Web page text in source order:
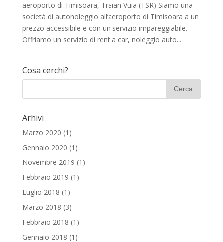
aeroporto di Timisoara, Traian Vuia (TSR) Siamo una
società di autonoleggio all’aeroporto di Timisoara a un
prezzo accessibile e con un servizio impareggiabile.
Offriamo un servizio di rent a car, noleggio auto...
Cosa cerchi?
Arhivi
Marzo 2020 (1)
Gennaio 2020 (1)
Novembre 2019 (1)
Febbraio 2019 (1)
Luglio 2018 (1)
Marzo 2018 (3)
Febbraio 2018 (1)
Gennaio 2018 (1)